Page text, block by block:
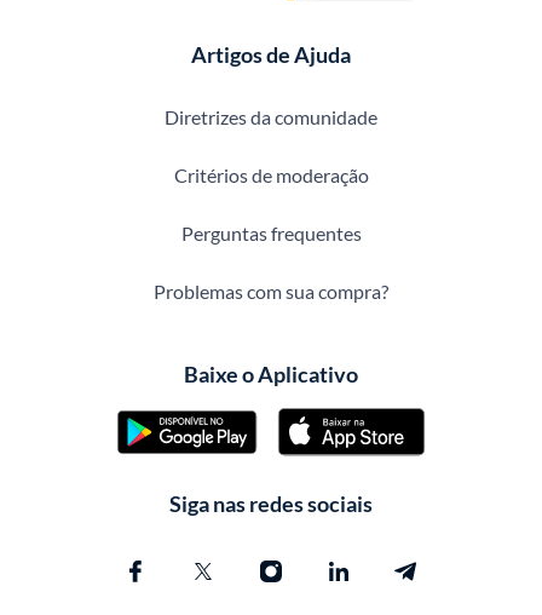
Artigos de Ajuda
Diretrizes da comunidade
Critérios de moderação
Perguntas frequentes
Problemas com sua compra?
Baixe o Aplicativo
Siga nas redes sociais